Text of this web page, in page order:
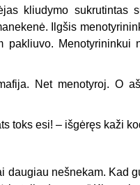
kliudymo sukrutintas
Ilgšis
Menotyrininkui
Net menotyroj. O
toks esi! – išgėręs kaži
daugiau nešnekam. Kad